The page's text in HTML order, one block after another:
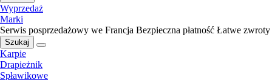
Wyprzedaż
Marki
Serwis posprzedażowy we Francja Bezpieczna płatność Łatwe zwroty
Szukaj
Karpie
Drapieżnik
Spławikowe